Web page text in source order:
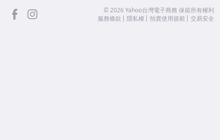
facebook ©2026 Yahoo台灣電子商務 保留所有權利
服務條款
隱私權 拍賣使用規範 交易安全